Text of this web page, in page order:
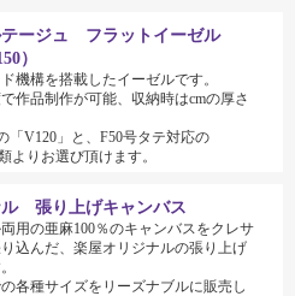
ージュ フラットイーゼル
）
機構を搭載したイーゼルです。
作品制作が可能、収納時はcmの厚さ
「V120」と、F50号タテ対応の
よりお選び頂けます。
ル 張り上げキャンバス
用の亜麻100％のキャンバスをクレサ
込んだ、楽屋オリジナルの張り上げ
各種サイズをリーズナブルに販売し